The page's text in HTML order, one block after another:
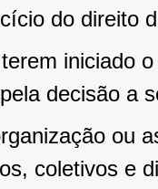
do direito
iniciado
decisão a
ou
coletivos e